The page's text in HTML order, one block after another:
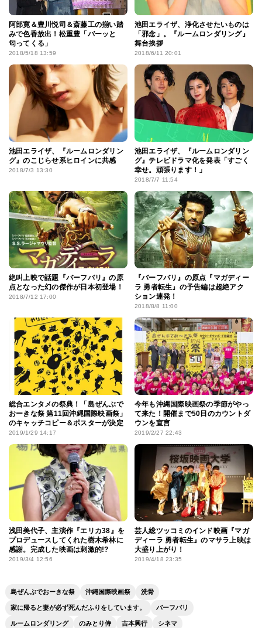
阿部寛＆豊川悦司＆斎藤工の揃い踏
みで色香放出！松重豊「バーッと
匂ってくる」
2018/5/18 13:59
池田エライザ、浄化させたいものは
「邪念」。『ルームロンダリング』
舞台挨拶
2018/6/11 20:01
池田エライザ、『ルームロンダリン
グ』のこじらせ系ヒロインに共感
2018/7/3 13:30
池田エライザ、『ルームロンダリン
グ』テレビドラマ化を発表「すごく
幸せ。頑張ります！」
2018/7/7 11:54
絶叫上映で話題『バーフバリ』の原
点となった幻の傑作が日本初登場！
2018/7/12 17:00
『バーフバリ』の原点『マガディー
ラ 勇者転生』の予告編は超絶アク
ション連発！
2018/8/8 11:00
総合エンタメの祭典！「島ぜんぶで
おーきな祭 第11回沖縄国際映画祭」
のキャッチコピー＆ポスターが決定
2019/1/29 14:17
今年も沖縄国際映画祭の季節がやっ
て来た！開催まで50日のカウントダ
ウンを宣言
2019/2/27 22:43
浅田美代子、主演作『エリカ38』を
プロデュースしてくれた樹木希林に
感謝。完成した映画は刺激的!?
2019/3/4 12:56
芸人総ツッコミのインド映画『マガ
ディーラ 勇者転生』のマサラ上映は
大盛り上がり！
2019/4/18 23:35
島ぜんぶでおーきな祭 沖縄国際映画祭 洗骨
家に帰ると妻が必ず死んだふりをしています。 バーフバリ
ルームロンダリング のみとり侍 吉本興行 シネマ